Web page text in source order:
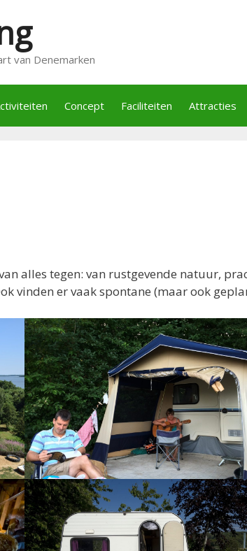
van Denemarken
Concept Faciliteiten Attracties
alles tegen: van rustgevende natuur,
vinden er vaak spontane (maar ook